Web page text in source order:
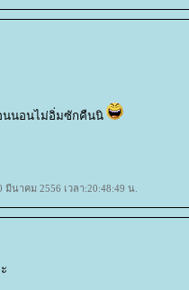
นนอนไม่อิ่มซักคืนนิ
มีนาคม 2556 เวลา:20:48:49 น.